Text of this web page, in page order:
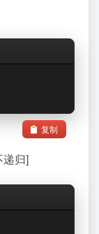
复制
递归]